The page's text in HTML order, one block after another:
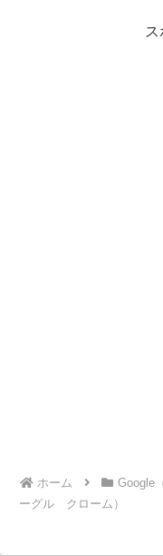
ホーム Google
ーグル クローム）